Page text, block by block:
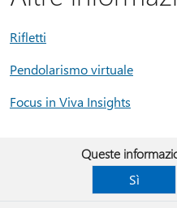
Rifletti
Pendolarismo virtuale
Focus in Viva Insights
Queste
Sì